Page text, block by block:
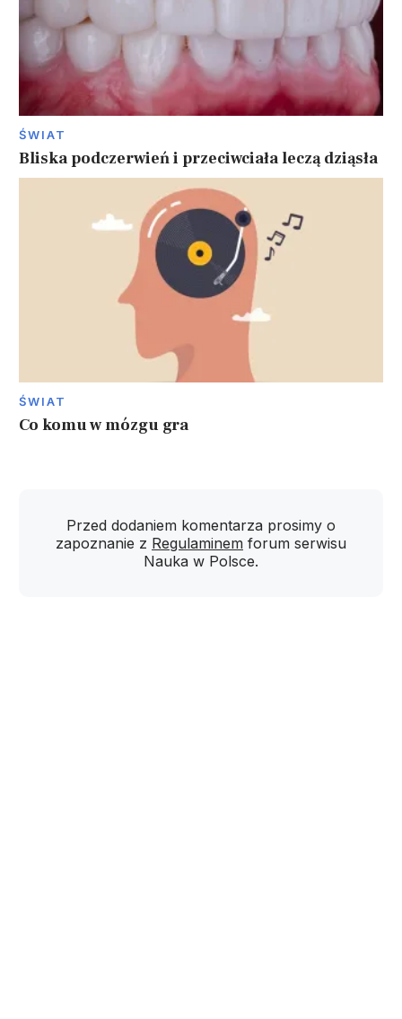
ŚWIAT
Bliska podczerwień i przeciwciała leczą dziąsła
ŚWIAT
Co komu w mózgu gra
Przed dodaniem komentarza prosimy o
zapoznanie z Regulaminem forum serwisu
Nauka w Polsce.